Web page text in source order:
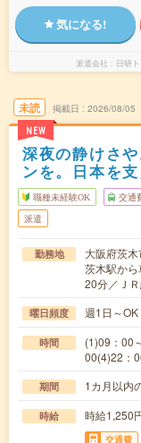
気になる!
派遣会社 日研
未読
NEW
掲載日 2026/08/05
深夜の静けさ
ンを。日本を
職種未経験OK 交通
派遣
勤務地
大阪府茨木
茨木駅か
20分／Ｊ
曜日頻度 週1日～
時間
(1)09：00
00(4)22：
期間 1カ月以内
時給 時給1,250
交通費